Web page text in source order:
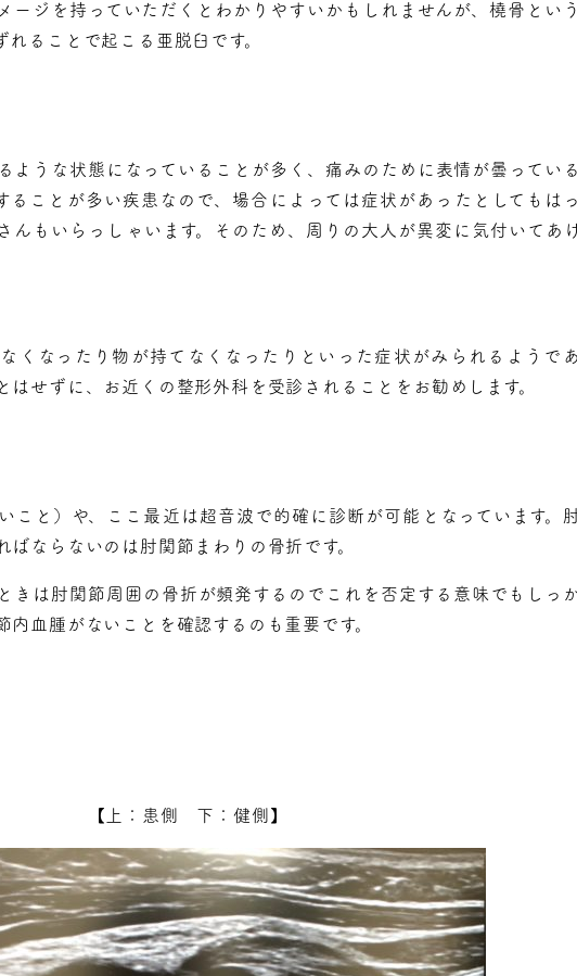
ージを持っていただくとわかりやすいかもしれませんが、橈骨とい
ることで起こる亜脱臼です。
ような状態になっていることが多く、痛みのために表情が曇ってい
ることが多い疾患なので、場合によっては症状があったとしてもは
んもいらっしゃいます。そのため、周りの大人が異変に気付いてあ
くなったり物が持てなくなったりといった症状がみられるようで
はせずに、お近くの整形外科を受診されることをお勧めします。
こと）や、ここ最近は超音波で的確に診断が可能となっています。
ばならないのは肘関節まわりの骨折です。
きは肘関節周囲の骨折が頻発するのでこれを否定する意味でもしっ
内血腫がないことを確認するのも重要です。
【上：患側 下：健側】